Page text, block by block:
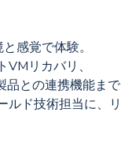
感覚で体験。
リカバリ、
の連携機能まで
ド技術担当に、リ